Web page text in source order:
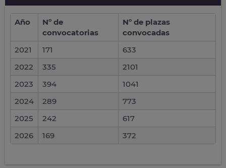
Año
Nº de
convocatorias
Nº de plazas
convocadas
2021
171
633
2022
335
2101
2023
394
1041
2024
289
773
2025
242
617
2026
169 372